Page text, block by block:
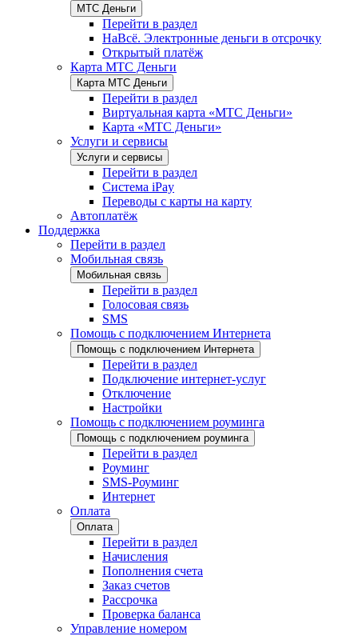
МТС Деньги
Перейти в раздел
НаВсё. Электронные деньги в отсрочку
Открытый платёж
Карта МТС Деньги
Карта МТС Деньги
Перейти в раздел
Виртуальная карта «МТС Деньги»
Карта «МТС Деньги»
Услуги и сервисы
Услуги и сервисы
Перейти в раздел
Система iPay
Переводы с карты на карту
Автоплатёж
Поддержка
Перейти в раздел
Мобильная связь
Мобильная связь
Перейти в раздел
Голосовая связь
SMS
Помощь с подключением Интернета
Помощь с подключением Интернета
Перейти в раздел
Подключение интернет-услуг
Отключение
Настройки
Помощь с подключением роуминга
Помощь с подключением роуминга
Перейти в раздел
Роуминг
SMS-Роуминг
Интернет
Оплата
Оплата
Перейти в раздел
Начисления
Пополнения счета
Заказ счетов
Рассрочка
Проверка баланса
Управление номером